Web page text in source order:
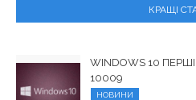
КРАЩІ
WINDOWS 10
10009
НОВИНИ